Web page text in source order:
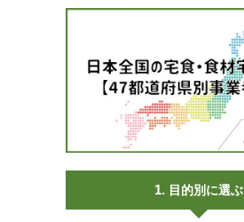
目的別に選ぶ